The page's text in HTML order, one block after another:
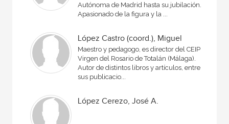
Autónoma de Madrid hasta su jubilación.
Apasionado de la figura y la ...
López Castro (coord.), Miguel
Maestro y pedagogo, es director del CEIP
Virgen del Rosario de Totalán (Málaga).
Autor de distintos libros y artículos, entre
sus publicacio...
López Cerezo, José A.